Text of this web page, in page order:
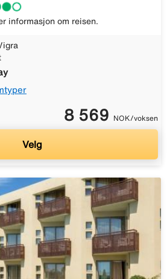
informasjon om reisen.
8 569 NOK/voksen
Velg